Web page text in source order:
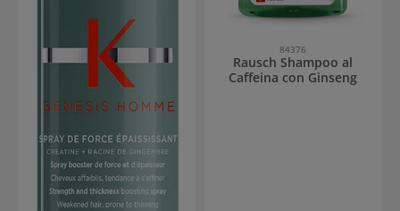
84376
Rausch Shampoo al
Caffeina con Ginseng